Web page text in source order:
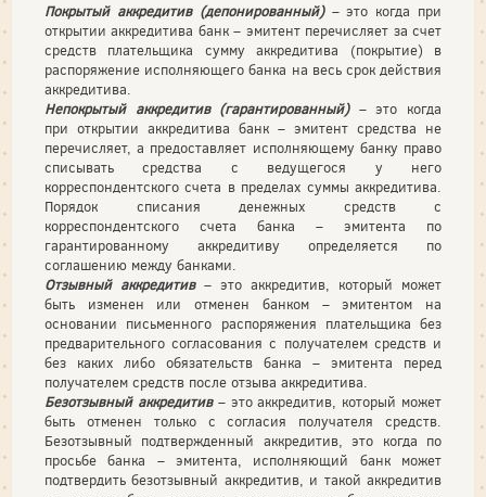
Покрытый аккредитив (депонированный)– это когда при
открытии аккредитива банк – эмитент перечисляет за счет
средств плательщика сумму аккредитива (покрытие) в
распоряжение исполняющего банка на весь срок действия
аккредитива.
Непокрытый аккредитив (гарантированный)– это когда
при открытии аккредитива банк – эмитент средства не
перечисляет, а предоставляет исполняющему банку право
списывать средства с ведущегося у него
корреспондентского счета в пределах суммы аккредитива.
Порядок списания денежных средств с
корреспондентского счета банка – эмитента по
гарантированному аккредитиву определяется по
соглашению между банками.
Отзывный аккредитив– это аккредитив, который может
быть изменен или отменен банком – эмитентом на
основании письменного распоряжения плательщика без
предварительного согласования с получателем средств и
без каких либо обязательств банка – эмитента перед
получателем средств после отзыва аккредитива.
Безотзывный аккредитив– это аккредитив, который может
быть отменен только с согласия получателя средств.
Безотзывный подтвержденный аккредитив, это когда по
просьбе банка – эмитента, исполняющий банк может
подтвердить безотзывный аккредитив, и такой аккредитив